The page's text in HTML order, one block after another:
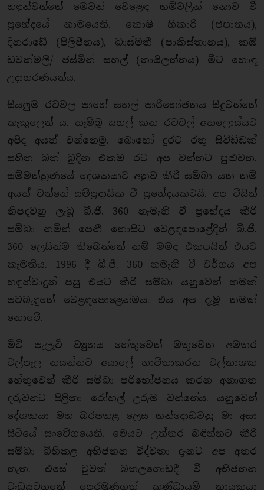
හඳුන්වන්නේ මෙවන් වෙළෙඳ නම්වලින් නොව වී
ප්‍රභේදයේ නාමයෙනි. කොෂි හිකාරි (ජපානය),
දිනරාඩේ (පිලිපීනය), බාස්මතී (පාකිස්තානය), කඕ
ඩවක්මලී/ ජස්මින් සහල් (තායිලන්තය) මීට හොඳ
උදාහරණයන්ය.
සියලුම රටවල පාහේ සහල් පාරිභෝජනය සිදුවන්නේ
කැකුලෙන් ය. තැම්බූ සහල් කන රටවල් අතලොස්සට
අපිද අයත් වන්නෙමු. බොහෝ දුරට රතු සිවිඩ්ඩක්
සහිත බත් බුදින එකම රට අප වන්නට පුළුවන.
සම්මන්ත්‍රණයේ දේශකයාට අනුව කීරි සම්බා යන නම්
අයත් වන්නේ සම්ප්‍රදායික වී ප්‍රභේදයකටයි. අප විසින්
නිපදවනු ලැබූ බී.ජී. 360 නැමැති වී ප්‍රභේදය කීරි
සම්බා නමින් පෙනී නොසිට වෙළඳපොළේදීත් බී.ජී.
360 ලෙසින්ම තිබෙන්නේ නම් මමද එකපයින් එයට
කැමතිය. 1996 දී බී.ජී. 360 නමැති වී වර්ගය අප
හඳුන්වාදුන් පසු එයට කීරි සම්බා යනුවෙන් නමක්
පටබැඳුනේ වෙළඳපොළෙන්මය. එය අප දැමූ නමක්
නොවේ.
මිටි පැලෑටි ව්‍යුහය හේතුවෙන් මතුවෙන අමතර
වල්පැල නසන්නට අයාලේ භාවිතාකරන වල්නාශක
හේතුවෙන් කීරි සම්බා පරිභෝජනය කරන අනාගත
දරුවන්ට පිළිකා රෝහල් උරුම වන්නේය. යනුවෙන්
දේශකයා මහ බරපතළ ලෙස නන්දොඩවනු මා අසා
සිටියේ සංවේගයෙනි. මෙයට උත්තර බඳින්නට කීරි
සම්බා බිහිකළ අභිජනන විද්වතා දැනට අප අතර
නැත. එසේ වුවත් බතලගොඩදී වී අභිජනන
වැඩසටහනේ පෙරමුණගත් කණ්ඩායම් නායකයා